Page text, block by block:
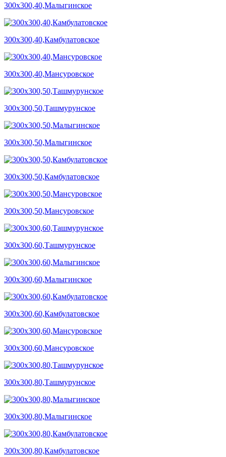
300х300,40,Малыгинское
300х300,40,Камбулатовское
300х300,40,Мансуровское
300х300,50,Ташмурунское
300х300,50,Малыгинское
300х300,50,Камбулатовское
300х300,50,Мансуровское
300х300,60,Ташмурунское
300х300,60,Малыгинское
300х300,60,Камбулатовское
300х300,60,Мансуровское
300х300,80,Ташмурунское
300х300,80,Малыгинское
300х300,80,Камбулатовское